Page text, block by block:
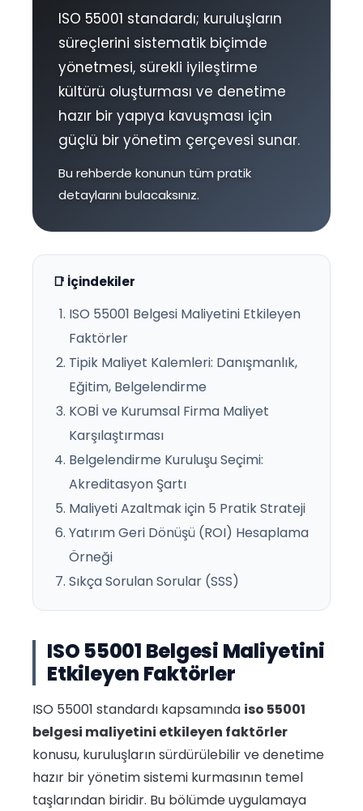
ISO 55001 standardı; kuruluşların
süreçlerini sistematik biçimde
yönetmesi, sürekli iyileştirme
kültürü oluşturması ve denetime
hazır bir yapıya kavuşması için
güçlü bir yönetim çerçevesi sunar.
Bu rehberde konunun tüm pratik
detaylarını bulacaksınız.
📑 İçindekiler
ISO 55001 Belgesi Maliyetini Etkileyen
Faktörler
Tipik Maliyet Kalemleri: Danışmanlık,
Eğitim, Belgelendirme
KOBİ ve Kurumsal Firma Maliyet
Karşılaştırması
Belgelendirme Kuruluşu Seçimi:
Akreditasyon Şartı
Maliyeti Azaltmak için 5 Pratik Strateji
Yatırım Geri Dönüşü (ROI) Hesaplama
Örneği
Sıkça Sorulan Sorular (SSS)
ISO 55001 Belgesi Maliyetini
Etkileyen Faktörler
ISO 55001 standardı kapsamında iso 55001
belgesi maliyetini etkileyen faktörler
konusu, kuruluşların sürdürülebilir ve denetime
hazır bir yönetim sistemi kurmasının temel
taşlarından biridir. Bu bölümde uygulamaya